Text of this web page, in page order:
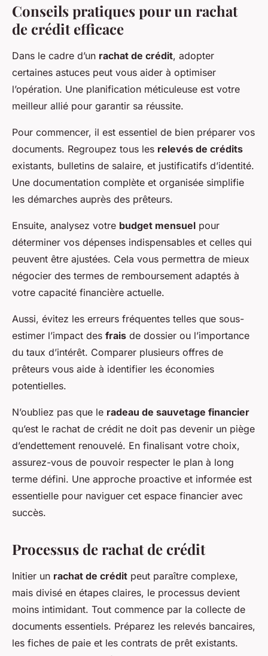
Conseils pratiques pour un rachat
de crédit efficace
Dans le cadre d’un rachat de crédit, adopter
certaines astuces peut vous aider à optimiser
l’opération. Une planification méticuleuse est votre
meilleur allié pour garantir sa réussite.
Pour commencer, il est essentiel de bien préparer vos
documents. Regroupez tous les relevés de crédits
existants, bulletins de salaire, et justificatifs d’identité.
Une documentation complète et organisée simplifie
les démarches auprès des prêteurs.
Ensuite, analysez votre budget mensuel pour
déterminer vos dépenses indispensables et celles qui
peuvent être ajustées. Cela vous permettra de mieux
négocier des termes de remboursement adaptés à
votre capacité financière actuelle.
Aussi, évitez les erreurs fréquentes telles que sous-
estimer l’impact des frais de dossier ou l’importance
du taux d’intérêt. Comparer plusieurs offres de
prêteurs vous aide à identifier les économies
potentielles.
N’oubliez pas que le radeau de sauvetage financier
qu’est le rachat de crédit ne doit pas devenir un piège
d’endettement renouvelé. En finalisant votre choix,
assurez-vous de pouvoir respecter le plan à long
terme défini. Une approche proactive et informée est
essentielle pour naviguer cet espace financier avec
succès.
Processus de rachat de crédit
Initier un rachat de crédit peut paraître complexe,
mais divisé en étapes claires, le processus devient
moins intimidant. Tout commence par la collecte de
documents essentiels. Préparez les relevés bancaires,
les fiches de paie et les contrats de prêt existants.